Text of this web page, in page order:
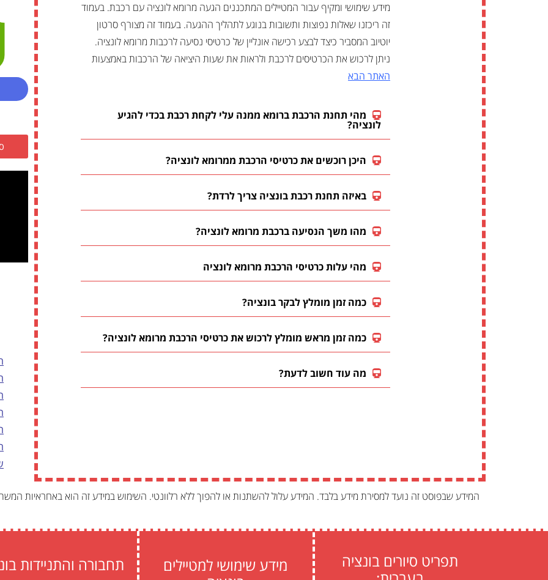
מידע שימושי ומקיף עבור המטיילים המתכננים הגעה מרומא לונציה עם רכבת. בעמוד
זה ריכזנו שאלות נפוצות ותשובות בנוגע לתהליך ההגעה. בעמוד זה מצורף סרטון
יוטיוב המסביר כיצד לבצע רכישה אונליין של כרטיסי נסיעה לרכבות מרומא לונציה.
ניתן לרכוש את הכרטיסים לרכבת ולראות את שעות היציאה של הרכבות באמצעות
האתר הבא
מהי תחנת הרכבת ברומא ממנה עלי לקחת רכבת בכדי להגיע
לונציה?
היכן רוכשים את כרטיסי הרכבת ממרומא לונציה?
באיזה תחנת רכבת בונציה צריך לרדת?
מהו משך הנסיעה ברכבת מרומא לונציה?
מהי עלות כרטיסי הרכבת מרומא לונציה
כמה זמן מומלץ לבקר בונציה?
כמה זמן מראש מומלץ לרכוש את כרטיסי הרכבת מרומא לונציה?
מה עוד חשוב לדעת?
המידע שבפוסט זה נועד למסירת מידע בלבד. המידע עלול להשתנות או להפוך ללא רלוונטי. השימוש במידע זה הוא באחראיות
תפריט סיורים בונציה
מידע שימושי למטיילים
תחבורה והתניידות